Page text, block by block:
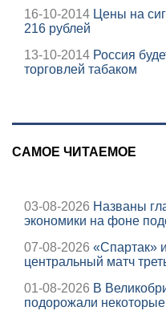
16-10-2014 Цены на
216 рублей
13-10-2014 Россия
торговлей табаком
САМОЕ ЧИТАЕМОЕ
03-08-2026 Названы
экономики на фоне
07-08-2026 «Спартак»
центральный матч
01-08-2026 В
подорожали